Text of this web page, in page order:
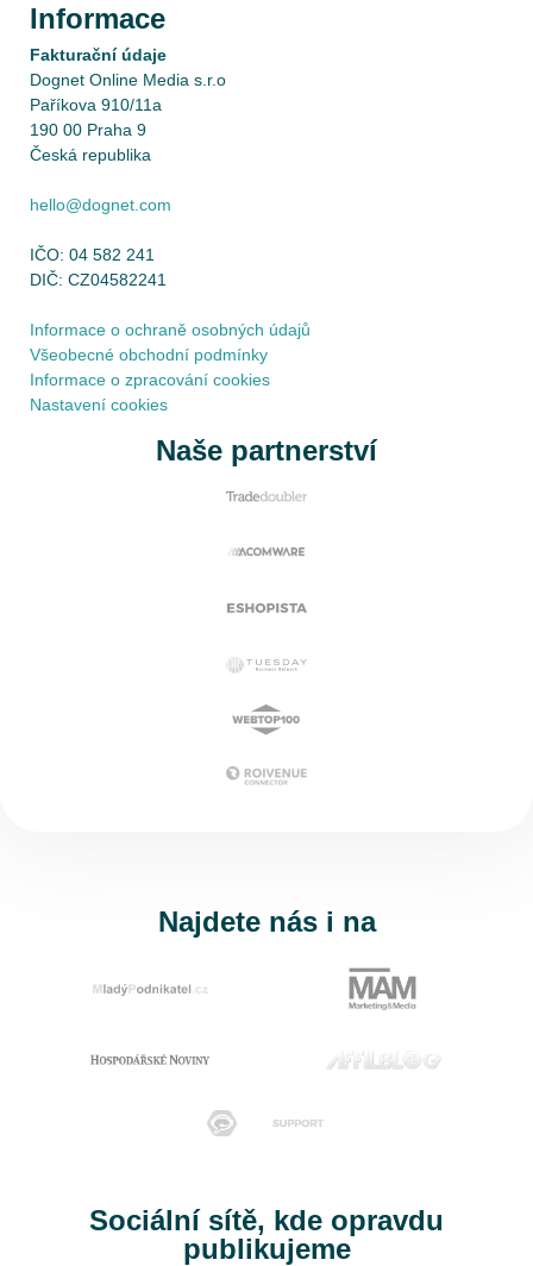
Informace
Fakturační údaje
Dognet Online Media s.r.o
Paříkova 910/11a
190 00 Praha 9
Česká republika
hello@dognet.com
IČO: 04 582 241
DIČ: CZ04582241
Informace o ochraně osobných údajů
Všeobecné obchodní podmínky
Informace o zpracování cookies
Nastavení cookies
Naše partnerství
Najdete nás i na
Sociální sítě, kde opravdu
publikujeme